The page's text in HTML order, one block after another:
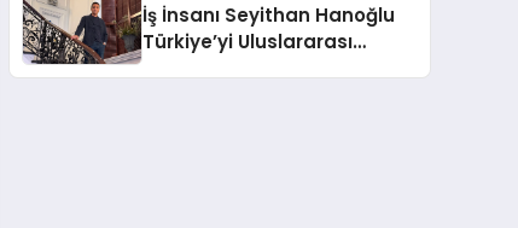
İş İnsanı Seyithan Hanoğlu
Türkiye’yi Uluslararası